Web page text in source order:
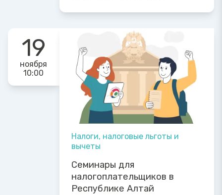
19
ноября
10:00
Налоги, налоговые льготы и
вычеты
Семинары для
налогоплательщиков в
Республике Алтай